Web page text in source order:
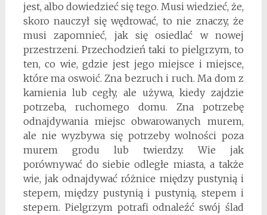
jest, albo dowiedzieć się tego. Musi wiedzieć, że,
skoro nauczył się wędrować, to nie znaczy, że
musi zapomnieć, jak się osiedlać w nowej
przestrzeni. Przechodzień taki to pielgrzym, to
ten, co wie, gdzie jest jego miejsce i miejsce,
które ma oswoić. Zna bezruch i ruch. Ma dom z
kamienia lub cegły, ale używa, kiedy zajdzie
potrzeba, ruchomego domu. Zna potrzebę
odnajdywania miejsc obwarowanych murem,
ale nie wyzbywa się potrzeby wolności poza
murem grodu lub twierdzy. Wie jak
porównywać do siebie odległe miasta, a także
wie, jak odnajdywać różnice między pustynią i
stepem, między pustynią i pustynią, stepem i
stepem. Pielgrzym potrafi odnaleźć swój ślad